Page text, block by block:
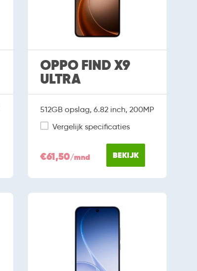
OPPO FIND X9
ULTRA
512GB opslag, 6.82 inch, 200MP
Vergelijk specificaties
€61,50/mnd BEKIJK